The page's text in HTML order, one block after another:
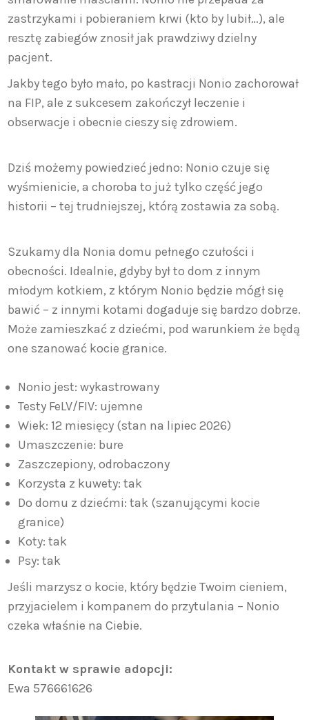
zastrzykami i pobieraniem krwi (kto by lubił…), ale
resztę zabiegów znosił jak prawdziwy dzielny
pacjent.
Jakby tego było mało, po kastracji Nonio zachorował
na FIP, ale z sukcesem zakończył leczenie i
obserwacje i obecnie cieszy się zdrowiem.
Dziś możemy powiedzieć jedno: Nonio czuje się
wyśmienicie, a choroba to już tylko część jego
historii – tej trudniejszej, którą zostawia za sobą.
Szukamy dla Nonia domu pełnego czułości i
obecności. Idealnie, gdyby był to dom z innym
młodym kotkiem, z którym Nonio będzie mógł się
bawić – z innymi kotami dogaduje się bardzo dobrze.
Może zamieszkać z dziećmi, pod warunkiem że będą
one szanować kocie granice.
Nonio jest: wykastrowany
Testy FeLV/FIV: ujemne
Wiek: 12 miesięcy (stan na lipiec 2026)
Umaszczenie: bure
Zaszczepiony, odrobaczony
Korzysta z kuwety: tak
Do domu z dziećmi: tak (szanującymi kocie
granice)
Koty: tak
Psy: tak
Jeśli marzysz o kocie, który będzie Twoim cieniem,
przyjacielem i kompanem do przytulania – Nonio
czeka właśnie na Ciebie.
Kontakt w sprawie adopcji:
Ewa 576661626